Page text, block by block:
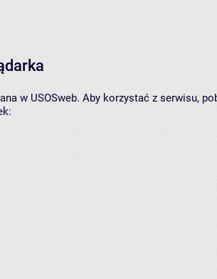
w USOSweb. Aby korzystać z serwisu,